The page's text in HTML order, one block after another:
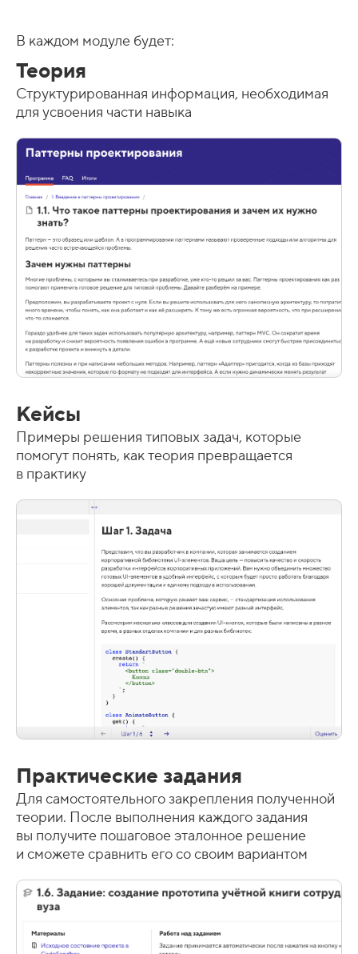
В каждом модуле будет:
Теория
Структурированная информация, необходимая
для усвоения части навыка
Кейсы
Примеры решения типовых задач, которые
помогут понять, как теория превращается
в практику
Практические задания
Для самостоятельного закрепления полученной
теории. После выполнения каждого задания
вы получите пошаговое эталонное решение
и сможете сравнить его со своим вариантом